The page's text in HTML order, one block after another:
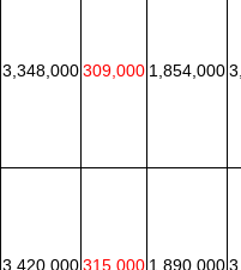
3,348,000309,000 1,854,000
3,420,000315,000 1,890,000